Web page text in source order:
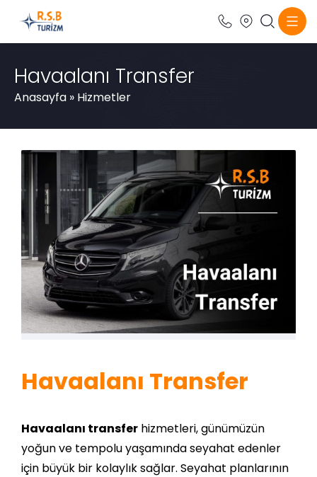
Havaalanı Transfer
Anasayfa » Hizmetler
Havaalanı Transfer
Havaalanı transfer hizmetleri, günümüzün
yoğun ve tempolu yaşamında seyahat edenler
için büyük bir kolaylık sağlar. Seyahat planlarının